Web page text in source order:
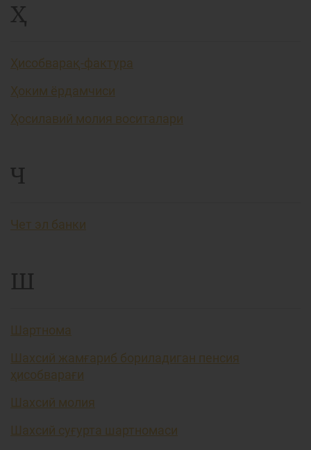
Ҳ
Ҳисобварақ-фактура
Ҳоким ёрдамчиси
Ҳосилавий молия воситалари
Ч
Чет эл банки
Ш
Шартнома
Шахсий жамғариб бориладиган пенсия
ҳисобварағи
Шахсий молия
Шахсий суғурта шартномаси